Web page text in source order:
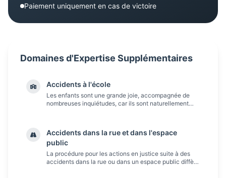
Paiement uniquement en cas de victoire
Domaines d'Expertise Supplémentaires
Accidents à l'école
Les enfants sont une grande joie, accompagnée de
nombreuses inquiétudes, car ils sont naturellement
Accidents dans la rue et dans l'espace
public
La procédure pour les actions en justice suite à des
accidents dans la rue ou dans un espace public diffère